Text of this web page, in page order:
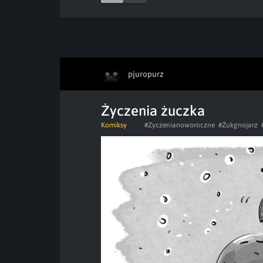
pjuropurz
Życzenia żuczka
Komiksy #Zyczenianoworoczne #Żukgnojarz